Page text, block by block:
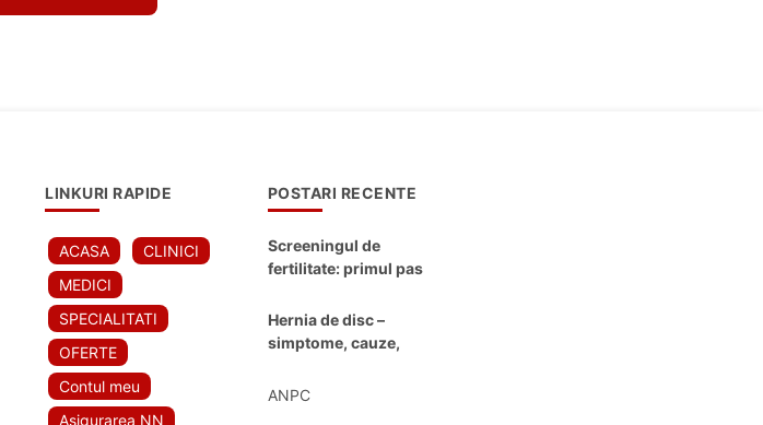
LINKURI RAPIDE
ACASA
CLINICI
MEDICI
SPECIALITATI
OFERTE
Contul meu
Asigurarea NN
POSTARI RECENTE
Screeningul de
fertilitate: primul pas
Hernia de disc –
simptome, cauze,
moderne de
ANPC